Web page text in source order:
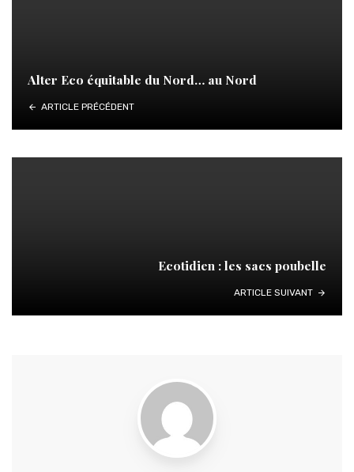
Alter Eco équitable du Nord… au Nord
ARTICLE PRÉCÉDENT
Ecotidien : les sacs poubelle
ARTICLE SUIVANT